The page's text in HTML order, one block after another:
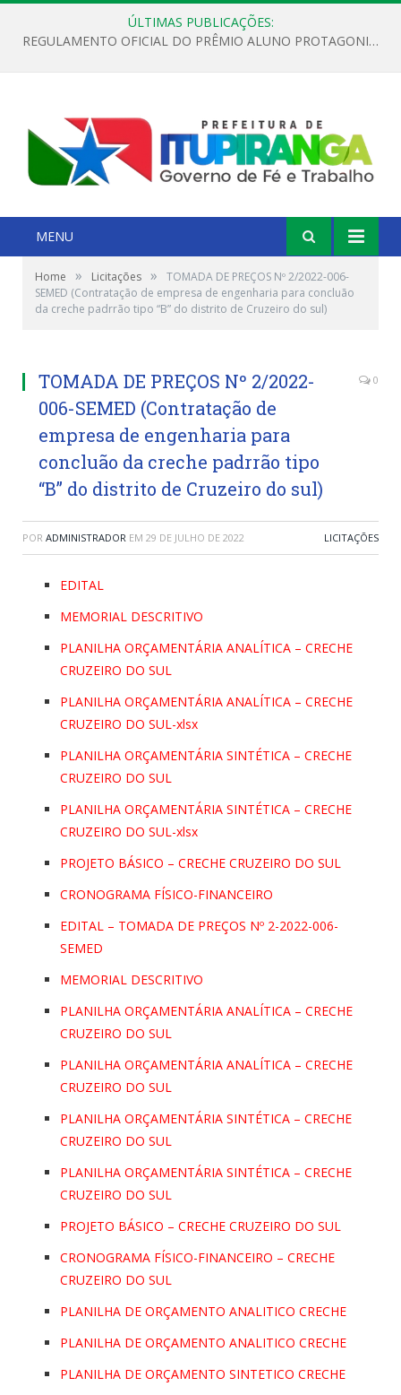
ÚLTIMAS PUBLICAÇÕES:
REGULAMENTO OFICIAL DO PRÊMIO ALUNO PROTAGONISTA – EDIÇÃO 2026
MENU
Home » Licitações »
TOMADA DE PREÇOS Nº 2/2022-006-
SEMED (Contratação de empresa de engenharia para concluão
da creche padrrão tipo “B” do distrito de Cruzeiro do sul)
TOMADA DE PREÇOS Nº 2/2022-
006-SEMED (Contratação de
empresa de engenharia para
concluão da creche padrrão tipo
“B” do distrito de Cruzeiro do sul)
0
POR ADMINISTRADOR EM 29 DE JULHO DE 2022 LICITAÇÕES
EDITAL
MEMORIAL DESCRITIVO
PLANILHA ORÇAMENTÁRIA ANALÍTICA – CRECHE
CRUZEIRO DO SUL
PLANILHA ORÇAMENTÁRIA ANALÍTICA – CRECHE
CRUZEIRO DO SUL-xlsx
PLANILHA ORÇAMENTÁRIA SINTÉTICA – CRECHE
CRUZEIRO DO SUL
PLANILHA ORÇAMENTÁRIA SINTÉTICA – CRECHE
CRUZEIRO DO SUL-xlsx
PROJETO BÁSICO – CRECHE CRUZEIRO DO SUL
CRONOGRAMA FÍSICO-FINANCEIRO
EDITAL – TOMADA DE PREÇOS Nº 2-2022-006-
SEMED
MEMORIAL DESCRITIVO
PLANILHA ORÇAMENTÁRIA ANALÍTICA – CRECHE
CRUZEIRO DO SUL
PLANILHA ORÇAMENTÁRIA ANALÍTICA – CRECHE
CRUZEIRO DO SUL
PLANILHA ORÇAMENTÁRIA SINTÉTICA – CRECHE
CRUZEIRO DO SUL
PLANILHA ORÇAMENTÁRIA SINTÉTICA – CRECHE
CRUZEIRO DO SUL
PROJETO BÁSICO – CRECHE CRUZEIRO DO SUL
CRONOGRAMA FÍSICO-FINANCEIRO – CRECHE
CRUZEIRO DO SUL
PLANILHA DE ORÇAMENTO ANALITICO CRECHE
PLANILHA DE ORÇAMENTO ANALITICO CRECHE
PLANILHA DE ORÇAMENTO SINTETICO CRECHE